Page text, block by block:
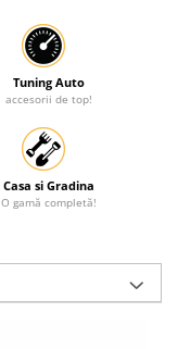
Tuning Auto
accesorii de top!
Casa si Gradina
O gamă completă!